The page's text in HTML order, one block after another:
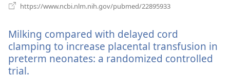
https://www.ncbi.nlm.nih.gov/pubmed/22895933
창
열
기)
Milking compared with delayed cord
clamping to increase placental transfusion in
preterm neonates: a randomized controlled
trial.